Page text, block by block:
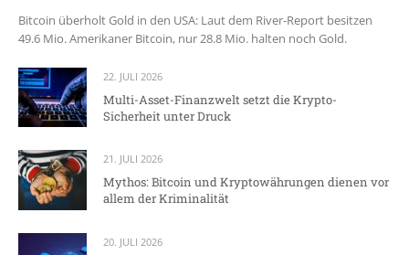
Bitcoin überholt Gold in den USA: Laut dem River-Report besitzen
49.6 Mio. Amerikaner Bitcoin, nur 28.8 Mio. halten noch Gold.
22. JULI 2026
Multi-Asset-Finanzwelt setzt die Krypto-
Sicherheit unter Druck
21. JULI 2026
Mythos: Bitcoin und Kryptowährungen dienen vor
allem der Kriminalität
20. JULI 2026